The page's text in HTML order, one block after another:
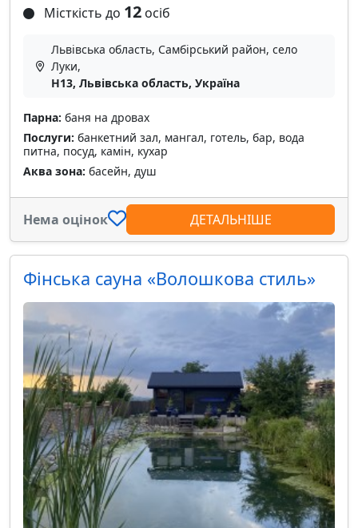
Місткість до 12 осіб
Львівська область, Самбірський район, село
Луки,
Н13, Львівська область, Україна
Парна: баня на дровах
Послуги: банкетний зал, мангал, готель, бар, вода
питна, посуд, камін, кухар
Аква зона: басейн, душ
Нема оцінок ДЕТАЛЬНІШЕ
Фінська сауна «Волошкова стиль»